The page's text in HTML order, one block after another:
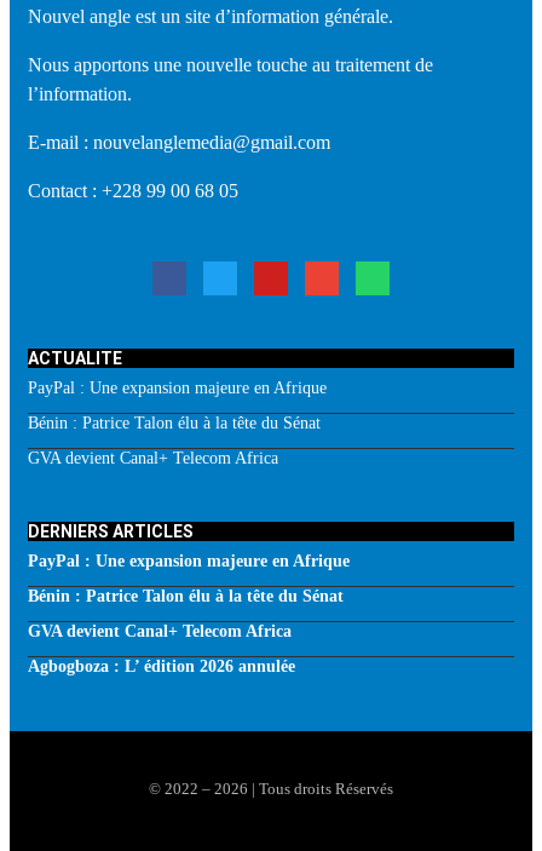
Nouvel angle est un site d’information générale.
Nous apportons une nouvelle touche au traitement de
l’information.
E-mail : nouvelanglemedia@gmail.com
Contact : +228 99 00 68 05
ACTUALITE
PayPal : Une expansion majeure en Afrique
Bénin : Patrice Talon élu à la tête du Sénat
GVA devient Canal+ Telecom Africa
DERNIERS ARTICLES
PayPal : Une expansion majeure en Afrique
Bénin : Patrice Talon élu à la tête du Sénat
GVA devient Canal+ Telecom Africa
Agbogboza : L’ édition 2026 annulée
© 2022 – 2026 | Tous droits Réservés